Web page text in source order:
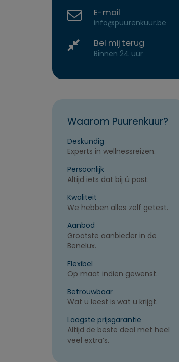
E-mail
info@puurenkuur.be
Bel mij terug
Binnen 24 uur
Waarom Puurenkuur?
Deskundig
Experts in wellnessreizen.
Persoonlijk
Altijd iets dat bij ú past.
Kwaliteit
We hebben alles zelf getest.
Aanbod
Grootste aanbieder in de
Benelux.
Flexibel
Op maat indien gewenst.
Betrouwbaar
Wat u leest is wat u krijgt.
Laagste prijsgarantie
Altijd de beste deal met heel
veel extra’s.